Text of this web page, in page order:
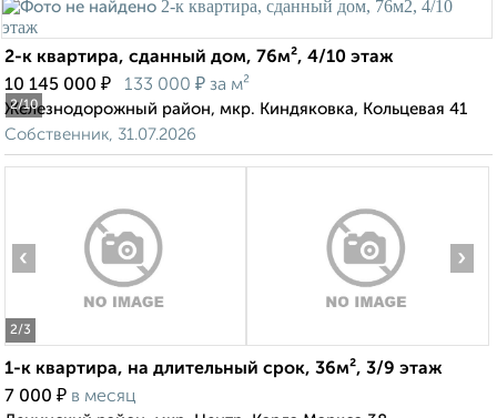
2/10
2-к квартира, сданный дом, 76м², 4/10 этаж
10 145 000 ₽ 133 000 ₽ за м²
Железнодорожный район, мкр. Киндяковка, Кольцевая 41
Собственник, 31.07.2026
2/3
‹ ›
1-к квартира, на длительный срок, 36м², 3/9 этаж
7 000 ₽ в месяц